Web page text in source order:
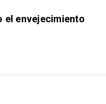
el envejecimiento